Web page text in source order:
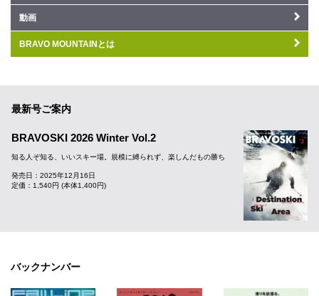
動画
BRAVO MOUNTAINとは
最新号ご案内
BRAVOSKI 2026 Winter Vol.2
知る人ぞ知る、いいスキー場。規模に縛られず、楽しんだもの勝ち
発売日：2025年12月16日
定価：1,540円 (本体1,400円)
バックナンバー